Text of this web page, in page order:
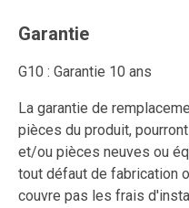
Garantie
G10 : Garantie 10 ans
La garantie de
pièces du produit,
et/ou pièces neuves ou
tout défaut de fabrication
couvre pas les frais